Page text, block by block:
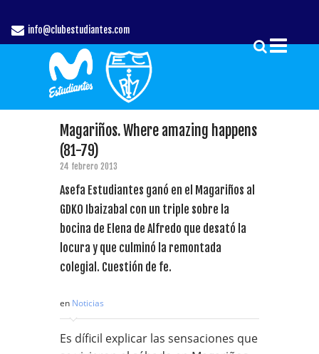
info@clubestudiantes.com
Magariños. Where amazing happens
(81-79)
24 febrero 2013
Asefa Estudiantes ganó en el Magariños al
GDKO Ibaizabal con un triple sobre la
bocina de Elena de Alfredo que desató la
locura y que culminó la remontada
colegial. Cuestión de fe.
en Noticias
Es díficil explicar las sensaciones que